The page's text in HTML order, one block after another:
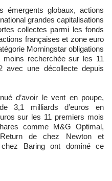
grandes capitalisations
collectes parmi les fonds
françaises et zone euro
Morningstar obligations
recherchée sur les 11
avec une décollecte depuis
d’avoir le vent en poupe,
3,1 milliards d’euros en
sur les 11 premiers mois
comme M&G Optimal,
de chez Newton et
Baring ont dominé ce